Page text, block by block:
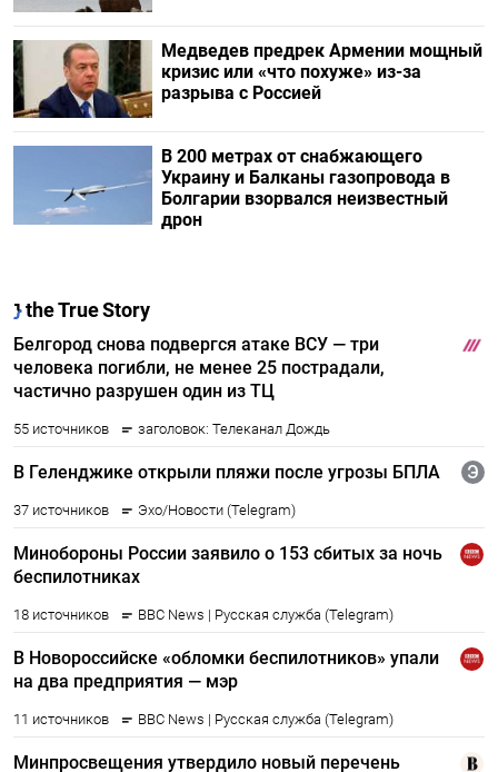
Медведев предрек Армении мощный
кризис или «что похуже» из-за
разрыва с Россией
В 200 метрах от снабжающего
Украину и Балканы газопровода в
Болгарии взорвался неизвестный
дрон